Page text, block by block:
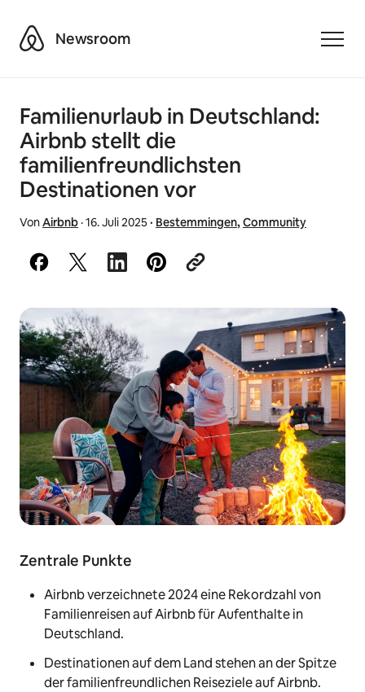
AirbnbNewsroom
Familienurlaub in Deutschland:
Airbnb stellt die
familienfreundlichsten
Destinationen vor
VonAirbnb·16. Juli 2025· Bestemmingen,Community
Zentrale Punkte
Airbnb verzeichnete 2024 eine Rekordzahl von
Familienreisen auf Airbnb für Aufenthalte in
Deutschland.
Destinationen auf dem Land stehen an der Spitze
der familienfreundlichen Reiseziele auf Airbnb.